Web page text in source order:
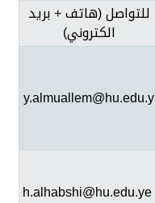
للتواصل (هاتف + بريد
الكتروني)
y.almuallem@hu.edu.y
h.alhabshi@hu.edu.ye